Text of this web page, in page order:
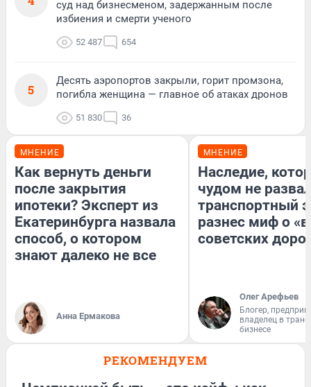
суд над бизнесменом, задержанным после
избиения и смерти ученого
52 487 654
5
Десять аэропортов закрыли, горит промзона,
погибла женщина — главное об атаках дронов
51 830 36
МНЕНИЕ
Как вернуть деньги
после закрытия
ипотеки? Эксперт из
Екатеринбурга назвала
способ, о котором
знают далеко не все
Анна Ермакова
МНЕНИЕ
Наследие,
чудом не
транспортный
разнес миф о
советских
Олег Арефьев
Блогер,
владелец в
бизнесе
РЕКОМЕНДУЕМ